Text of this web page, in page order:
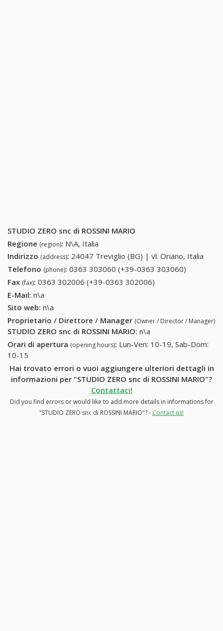
STUDIO ZERO snc di ROSSINI MARIO
Regione (region): N\A, Italia
Indirizzo (address): 24047 Treviglio (BG) | vl. Oriano, Italia
Telefono (phone): 0363 303060 (+39-0363 303060)
Fax (fax): 0363 302006 (+39-0363 302006)
E-Mail: n\a
Sito web: n\a
Proprietario / Direttore / Manager (Owner / Director / Manager)
STUDIO ZERO snc di ROSSINI MARIO: n\a
Orari di apertura (opening hours): Lun-Ven: 10-19, Sab-Dom:
10-15
Hai trovato errori o vuoi aggiungere ulteriori dettagli in
informazioni per "STUDIO ZERO snc di ROSSINI MARIO"?
Contattaci!
Did you find errors or would like to add more details in informations for
"STUDIO ZERO snc di ROSSINI MARIO"? - Contact us!